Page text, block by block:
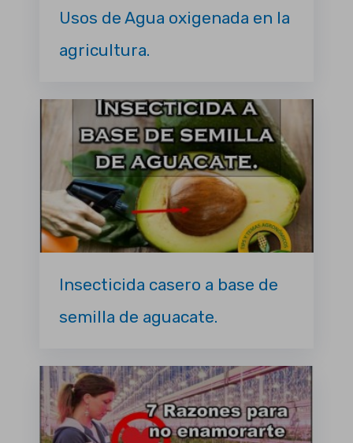
Usos de Agua oxigenada en la
agricultura.
Insecticida casero a base de
semilla de aguacate.